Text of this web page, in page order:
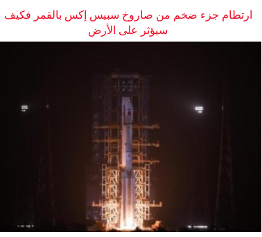
ارتطام جزء ضخم من صاروخ سبيس إكس بالقمر فكيف
سيؤثر على الأرض